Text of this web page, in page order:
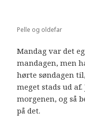
Pelle og oldefar
Mandag var det
mandagen, men
hørte søndagen
meget stads ud
morgenen, og så
på det.